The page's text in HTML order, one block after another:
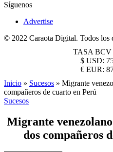
Síguenos
Advertise
© 2022 Caraota Digital. Todos los
TASA BCV
$ USD:
€ EUR:
Inicio » Sucesos » Migrante
compañeros de cuarto en Perú
Sucesos
Migrante
dos compañeros